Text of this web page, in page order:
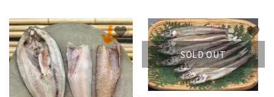
favorite
SOLD OUT
favorite